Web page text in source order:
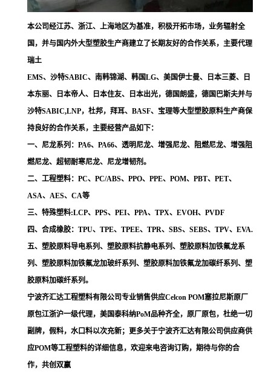
本公司经江苏、浙江、上海地区为基准，积极开拓市场，业务辐射全
国，并与国内外大型塑胶生产商建立了长期友好的合作关系，主要代理
瑞土
EMS、沙特SABIC、南韩锦湖、韩国LG、美国伊士曼、日本三菱、日
本东丽、日本帝人、日本住友、日本出光，德国朗盛，德国巴斯夫并与
沙特SABIC,LNP，杜邦，拜耳、BASF、宝理等大型塑胶原料生产商保
持良好的合作关系，主要经营产品如下：
一、尼龙系列：PA6、PA66、透明尼龙、增强尼龙、阻燃尼龙、增强阻
燃尼龙、超韧耐寒尼龙、尼龙增韧剂。
二、工程塑料：PC、PC/ABS、PPO、PPE、POM、PBT、PET、
ASA、AES、CA等
三、特殊塑料:LCP、PPS、PEI、PPA、TPX、EVOH、PVDF
四、合成橡胶：TPU、TPE、TPEE、TPR、SBS、SEBS、TPV、EVA.
五、塑胶原料导电系列、塑胶原料抗静电系列、塑胶原料加铁氟龙系
列、塑胶原料加铁氟龙加玻纤系列、塑胶原料加铁氟龙加碳纤系列、塑
胶原料加碳纤系列。
宁波齐汇达工程塑料有限公司专业销售供应Celcon POM塞拉尼斯原厂
原包江浙沪一级代理，美国泰科纳PoM品种齐全，原厂原包，杜绝一切
副牌，假料，水口料以次充新；更多关于宁波齐汇达有限公司供应商供
应POM等工程塑料的详细信息，欢迎来电咨询订购，期待与你的合
作，共创双赢